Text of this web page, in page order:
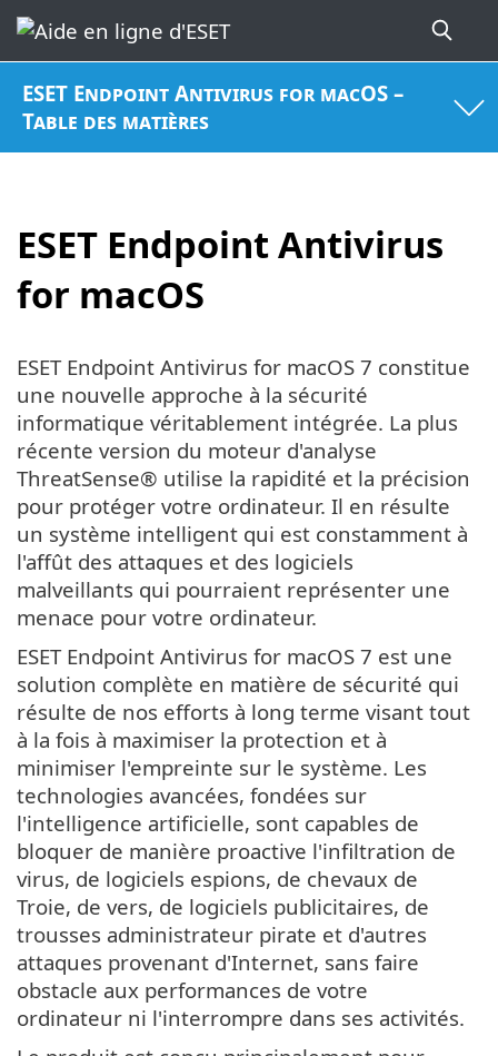
ESET Endpoint Antivirus for macOS –
Table des matières
ESET Endpoint Antivirus
for macOS
ESET Endpoint Antivirus for macOS 7 constitue
une nouvelle approche à la sécurité
informatique véritablement intégrée. La plus
récente version du moteur d'analyse
ThreatSense® utilise la rapidité et la précision
pour protéger votre ordinateur. Il en résulte
un système intelligent qui est constamment à
l'affût des attaques et des logiciels
malveillants qui pourraient représenter une
menace pour votre ordinateur.
ESET Endpoint Antivirus for macOS 7 est une
solution complète en matière de sécurité qui
résulte de nos efforts à long terme visant tout
à la fois à maximiser la protection et à
minimiser l'empreinte sur le système. Les
technologies avancées, fondées sur
l'intelligence artificielle, sont capables de
bloquer de manière proactive l'infiltration de
virus, de logiciels espions, de chevaux de
Troie, de vers, de logiciels publicitaires, de
trousses administrateur pirate et d'autres
attaques provenant d'Internet, sans faire
obstacle aux performances de votre
ordinateur ni l'interrompre dans ses activités.